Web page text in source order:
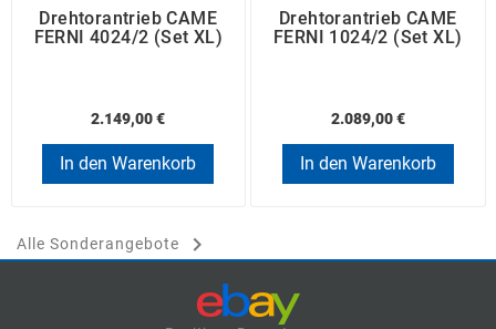
Drehtorantrieb CAME
FERNI 4024/2 (Set XL)
2.149,00 €
In den Warenkorb
Drehtorantrieb CAME
FERNI 1024/2 (Set XL)
2.089,00 €
In den Warenkorb
Alle Sonderangebote 